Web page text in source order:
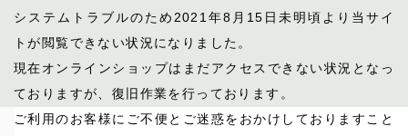
システムトラブルのため2021年8月15日未明頃より当サイ
トが閲覧できない状況になりました。
現在オンラインショップはまだアクセスできない状況となっ
ておりますが、復旧作業を行っております。
ご利用のお客様にご不便とご迷惑をおかけしておりますこと